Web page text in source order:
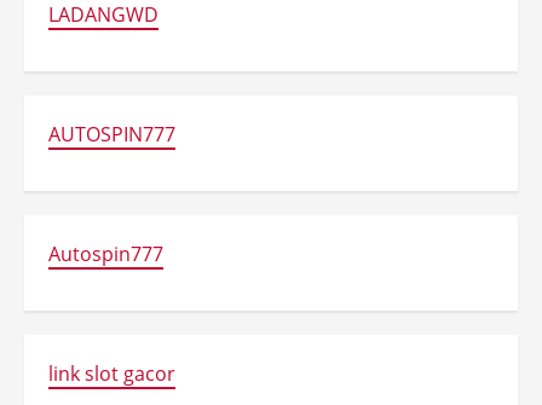
LADANGWD
AUTOSPIN777
Autospin777
link slot gacor